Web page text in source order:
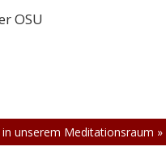
OSU
unserem Meditationsraum